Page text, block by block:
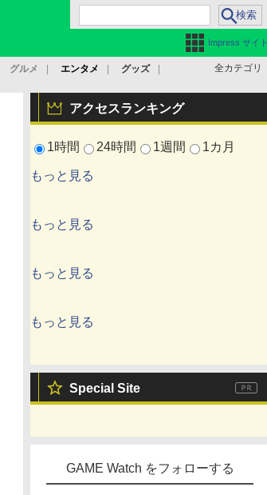
Impress サイト
全カテゴリ
グルメ エンタメ
グッズ
アクセスランキング
1時間 24時間 1週間 1カ月
もっと見る
もっと見る
もっと見る
もっと見る
Special Site
GAME Watch をフォローする